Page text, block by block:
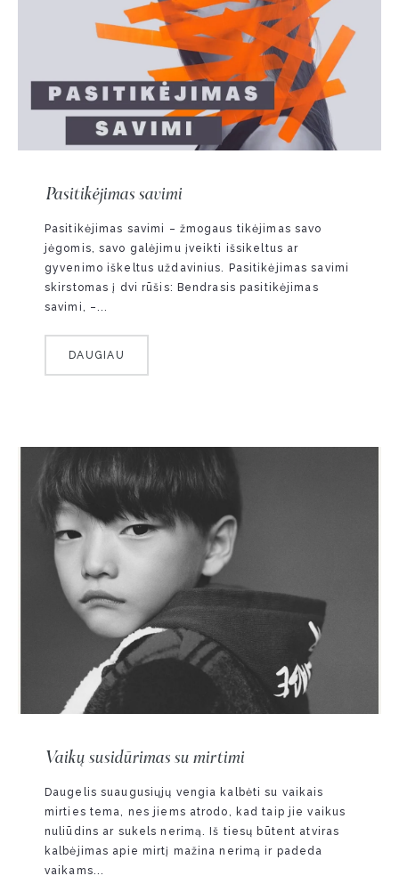
Pasitikėjimas savimi
Pasitikėjimas savimi – žmogaus tikėjimas savo
jėgomis, savo galėjimu įveikti išsikeltus ar
gyvenimo iškeltus uždavinius. Pasitikėjimas savimi
skirstomas į dvi rūšis: Bendrasis pasitikėjimas
savimi, –...
DAUGIAU
Vaikų susidūrimas su mirtimi
Daugelis suaugusiųjų vengia kalbėti su vaikais
mirties tema, nes jiems atrodo, kad taip jie vaikus
nuliūdins ar sukels nerimą. Iš tiesų būtent atviras
kalbėjimas apie mirtį mažina nerimą ir padeda
vaikams...